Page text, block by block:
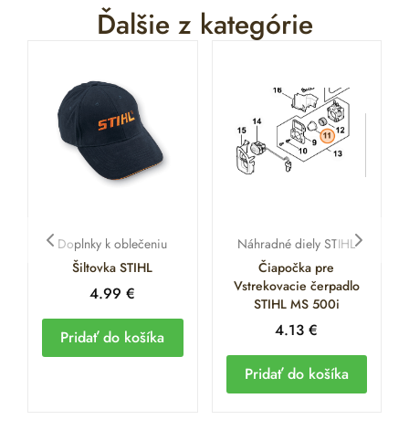
Ďalšie z kategórie
Doplnky k oblečeniu
Šiltovka STIHL
4.99€
Pridať do košíka
Náhradné diely STIHL
Čiapočka pre
Vstrekovacie čerpadlo
STIHL MS 500i
4.13€
Pridať do košíka